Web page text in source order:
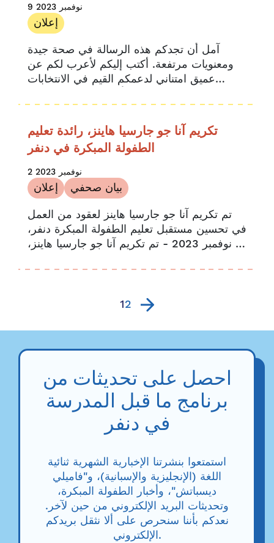
9 نوفمبر 2023
إعلان
آمل أن تجدكم هذه الرسالة في صحة جيدة
ومعنويات مرتفعة. أكتب إليكم لأعرب لكم عن
عميق امتناني لدعمكم القيم في الانتخابات
تكريم آنا جو جارسيا هاينز، رائدة تعليم
الطفولة المبكرة في دنفر
2 نوفمبر 2023
إعلان
بيان صحفي
تم تكريم آنا جو جارسيا هاينز لعقود من العمل
في تحسين مستقبل تعليم الطفولة المبكرة دنفر،
2 نوفمبر 2023 - تم تكريم آنا جو جارسيا هاينز،
12
احصل على تحديثات من
برنامج ما قبل المدرسة
في دنفر
استمتعوا بنشرتنا الإخبارية الشهرية ثنائية
اللغة (الإنجليزية والإسبانية)، و"فاميلي
ديسباتش"، وأخبار الطفولة المبكرة،
وتحديثات البريد الإلكتروني من حين لآخر.
نعدكم بأننا سنحرص على ألا نثقل بريدكم
الإلكتروني.